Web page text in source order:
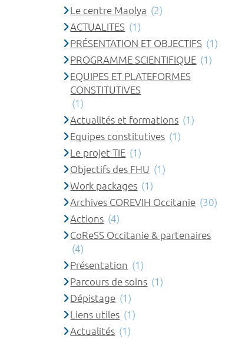
Le centre Maolya (2)
ACTUALITES (1)
PRÉSENTATION ET OBJECTIFS (1)
PROGRAMME SCIENTIFIQUE (1)
EQUIPES ET PLATEFORMES
CONSTITUTIVES
(1)
Actualités et formations (1)
Equipes constitutives (1)
Le projet TIE (1)
Objectifs des FHU (1)
Work packages (1)
Archives COREVIH Occitanie (30)
Actions (4)
CoReSS Occitanie & partenaires
(4)
Présentation (1)
Parcours de soins (1)
Dépistage (1)
Liens utiles (1)
Actualités (1)